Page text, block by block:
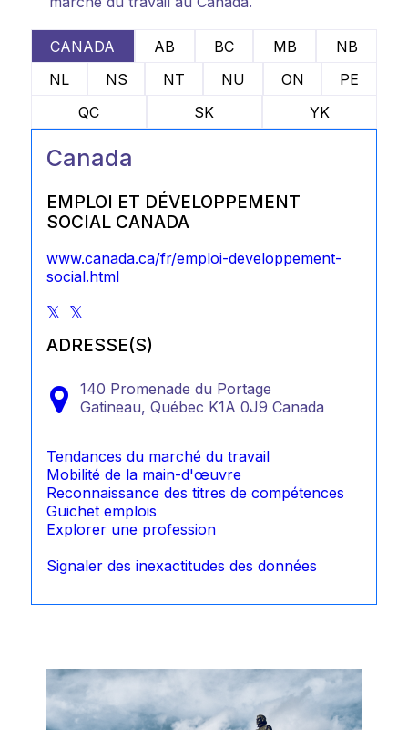
CANADA AB BC MB
NB
NL
NS NT NU ON
PE
QC
SK YK
Canada
EMPLOI ET DÉVELOPPEMENT
SOCIAL CANADA
www.canada.ca/fr/emploi-developpement-
social.html
ADRESSE(S)
140 Promenade du Portage
Gatineau, Québec K1A 0J9 Canada
Tendances du marché du travail
Mobilité de la main-d'œuvre
Reconnaissance des titres de compétences
Guichet emplois
Explorer une profession
Signaler des inexactitudes des données